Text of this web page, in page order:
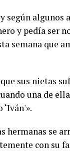
según algunos
y pedía ser
semana que
sus nietas
una de
hermanas se
con su